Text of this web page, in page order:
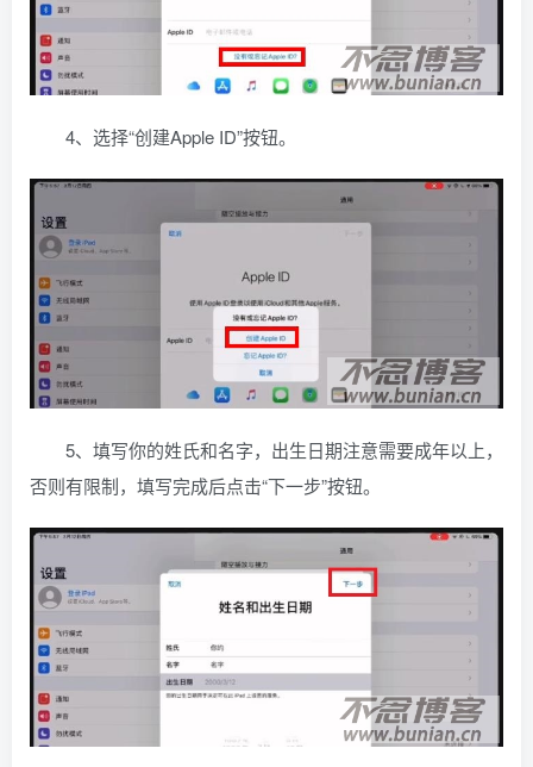
4、选择“创建Apple ID”按钮。
5、填写你的姓氏和名字，出生日期注意需要成年以上，
否则有限制，填写完成后点击“下一步”按钮。